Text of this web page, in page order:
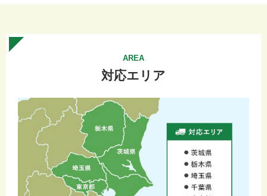
誠に勝手ながら、弊社は、下記の期間をゴールデンウィーク休
ゴールデンウィーク休業期間：令和8年5月2日～5月6日
ご迷惑をおかけいたしますが、ご理解のほどよろしくお願いい
年末年始休業のお知らせ
誠に勝手ながら、弊社は、下記の期間を年末年始休業とさせて
いただきます。
年末年始休業期間：2025年12月27日～2026年1月4日
ご迷惑をおかけいたしますが、ご理解のほどよろしくお願いい
たします。
AREA
対応エリア